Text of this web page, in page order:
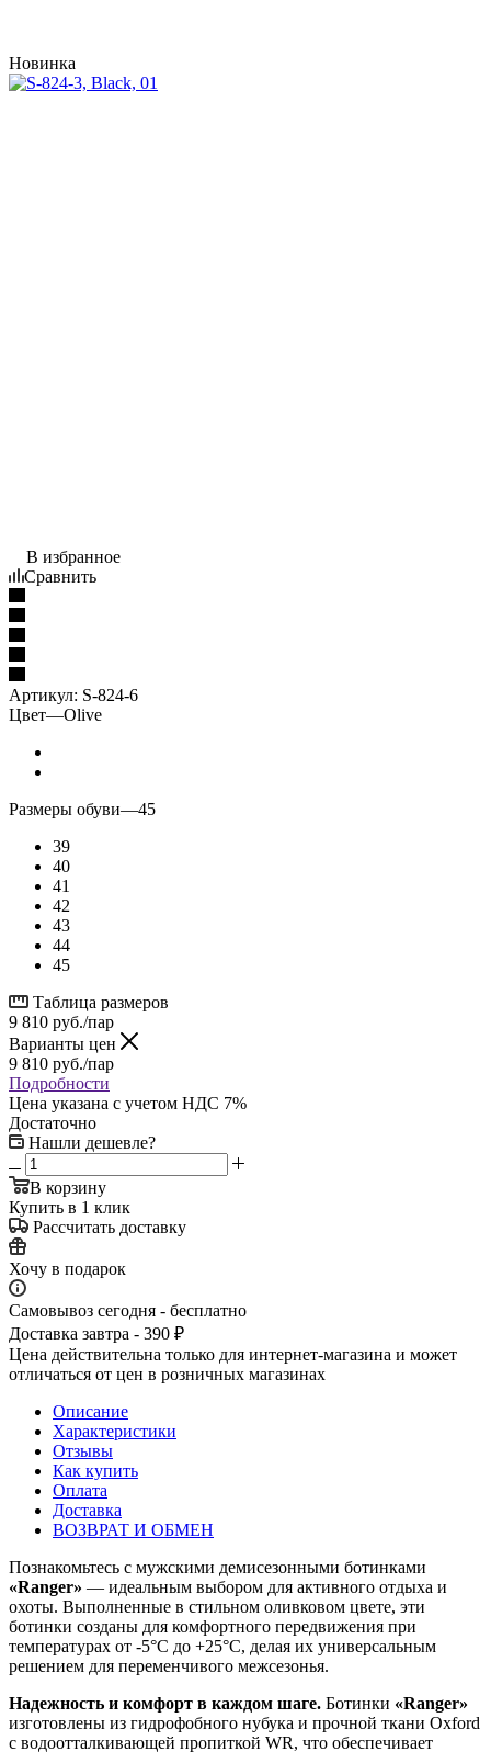
Новинка
В избранное
Сравнить
Артикул: S-824-6
Цвет—Olive
Размеры обуви—45
39
40
41
42
43
44
45
Таблица размеров
9 810 руб./пар
Варианты цен
9 810 руб./пар
Подробности
Цена указана с учетом НДС 7%
Достаточно
Нашли дешевле?
В корзину
Купить в 1 клик
Рассчитать доставку
Хочу в подарок
Самовывоз сегодня - бесплатно
Доставка завтра - 390 ₽
Цена действительна только для интернет-магазина и может
отличаться от цен в розничных магазинах
Описание
Характеристики
Отзывы
Как купить
Оплата
Доставка
ВОЗВРАТ И ОБМЕН
Познакомьтесь с мужскими демисезонными ботинками
«Ranger» — идеальным выбором для активного отдыха и
охоты. Выполненные в стильном оливковом цвете, эти
ботинки созданы для комфортного передвижения при
температурах от -5°С до +25°С, делая их универсальным
решением для переменчивого межсезонья.
Надежность и комфорт в каждом шаге. Ботинки «Ranger»
изготовлены из гидрофобного нубука и прочной ткани Oxford
с водоотталкивающей пропиткой WR, что обеспечивает